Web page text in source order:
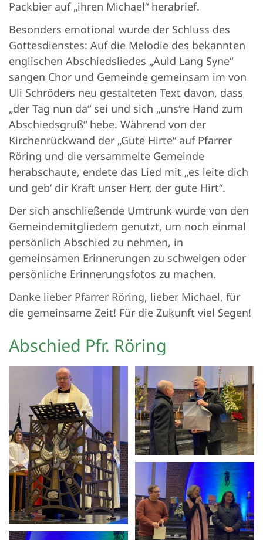
Packbier auf „ihren Michael“ herabrief.
Besonders emotional wurde der Schluss des
Gottesdienstes: Auf die Melodie des bekannten
englischen Abschiedsliedes „Auld Lang Syne“
sangen Chor und Gemeinde gemeinsam im von
Uli Schröders neu gestalteten Text davon, dass
„der Tag nun da“ sei und sich „uns‘re Hand zum
Abschiedsgruß“ hebe. Während von der
Kirchenrückwand der „Gute Hirte“ auf Pfarrer
Röring und die versammelte Gemeinde
herabschaute, endete das Lied mit „es leite dich
und geb‘ dir Kraft unser Herr, der gute Hirt“.
Der sich anschließende Umtrunk wurde von den
Gemeindemitgliedern genutzt, um noch einmal
persönlich Abschied zu nehmen, in
gemeinsamen Erinnerungen zu schwelgen oder
persönliche Erinnerungsfotos zu machen.
Danke lieber Pfarrer Röring, lieber Michael, für
die gemeinsame Zeit! Für die Zukunft viel Segen!
Abschied Pfr. Röring